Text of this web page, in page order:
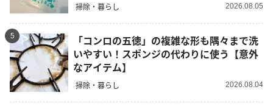
掃除・暮らし 2026.08.05
5
「コンロの五徳」の複雑な形も隅々まで洗
いやすい！スポンジの代わりに使う【意外
なアイテム】
掃除・暮らし 2026.08.04